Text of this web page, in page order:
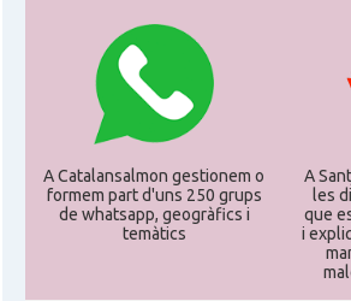
Casal Fundació
Casal
North American
Acció ACCIÓ a
Acció a
A Catalansalmon gestionem o
formem part d'uns 250 grups
de whatsapp, geogràfics i
temàtics
A
les
que
i